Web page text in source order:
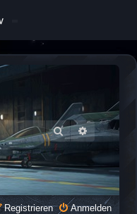
Suche Erweiterte
Anmelden
Registrieren